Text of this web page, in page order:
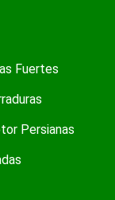
Fuertes
Persianas